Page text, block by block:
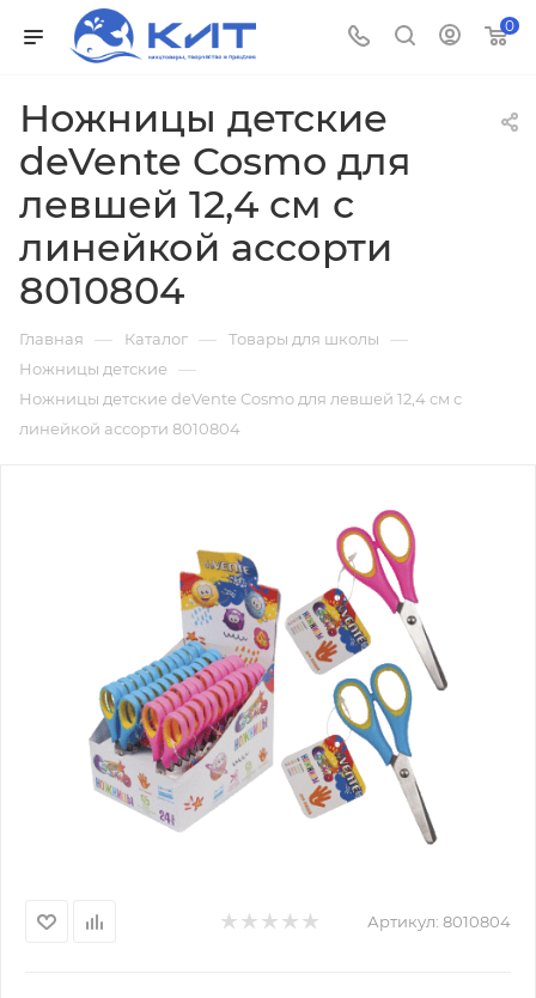
0
Ножницы детские
deVente Cosmo для
левшей 12,4 см с
линейкой ассорти
8010804
Главная — Каталог — Товары для школы —
Ножницы детские —
Ножницы детские deVente Cosmo для левшей 12,4 см с
линейкой ассорти 8010804
Артикул: 8010804